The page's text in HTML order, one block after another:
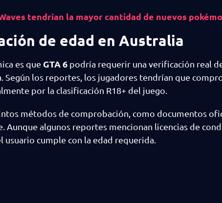
tendrían la mayor cantidad de nuevos
de edad en Australia
es que GTA 6 podría requerir una verificación real
Según los reportes, los jugadores tendrían que
por la clasificación R18+ del juego.
métodos de comprobación, como documentos
Aunque algunos reportes mencionan licencias de
cumple con la edad requerida.